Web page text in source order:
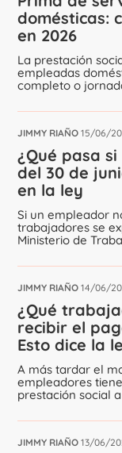
domésticas:
en 2026
La prestación
empleadas
completo o
JIMMY RIAÑO 15/06/
¿Qué pasa
del 30 de
en la ley
Si un empleador
trabajadores se
Ministerio de
JIMMY RIAÑO 14/06/
¿Qué
recibir el
Esto dice la
A más tardar el
empleadores
prestación social
JIMMY RIAÑO 13/06/